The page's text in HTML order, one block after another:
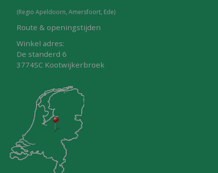
(Regio Apeldoorn, Amersfoort, Ede)
Route & openingstijden
Winkel adres:
De standerd 6
3774SC Kootwijkerbroek